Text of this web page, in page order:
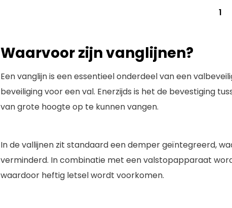
1
Waarvoor zijn vanglijnen?
Een vanglijn is een essentieel onderdeel van een
beveiliging voor een val. Enerzijds is het de bevestiging
van grote hoogte op te kunnen vangen.
In de vallijnen zit standaard een demper geïntegreerd,
verminderd. In combinatie met een valstopapparaat
waardoor heftig letsel wordt voorkomen.